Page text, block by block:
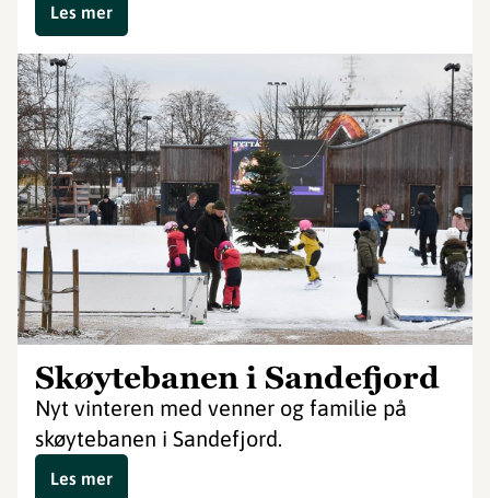
Les mer
Skøytebanen i Sandefjord
Nyt vinteren med venner og familie på
skøytebanen i Sandefjord.
Les mer